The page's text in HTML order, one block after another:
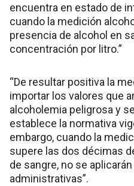
encuentra en estado de
cuando la medición
presencia de alcohol en
concentración por litro.”
“De resultar positiva la
importar los valores que
alcoholemia peligrosa y
establece la normativa
embargo, cuando la
supere las dos décimas
de sangre, no se
administrativas”.